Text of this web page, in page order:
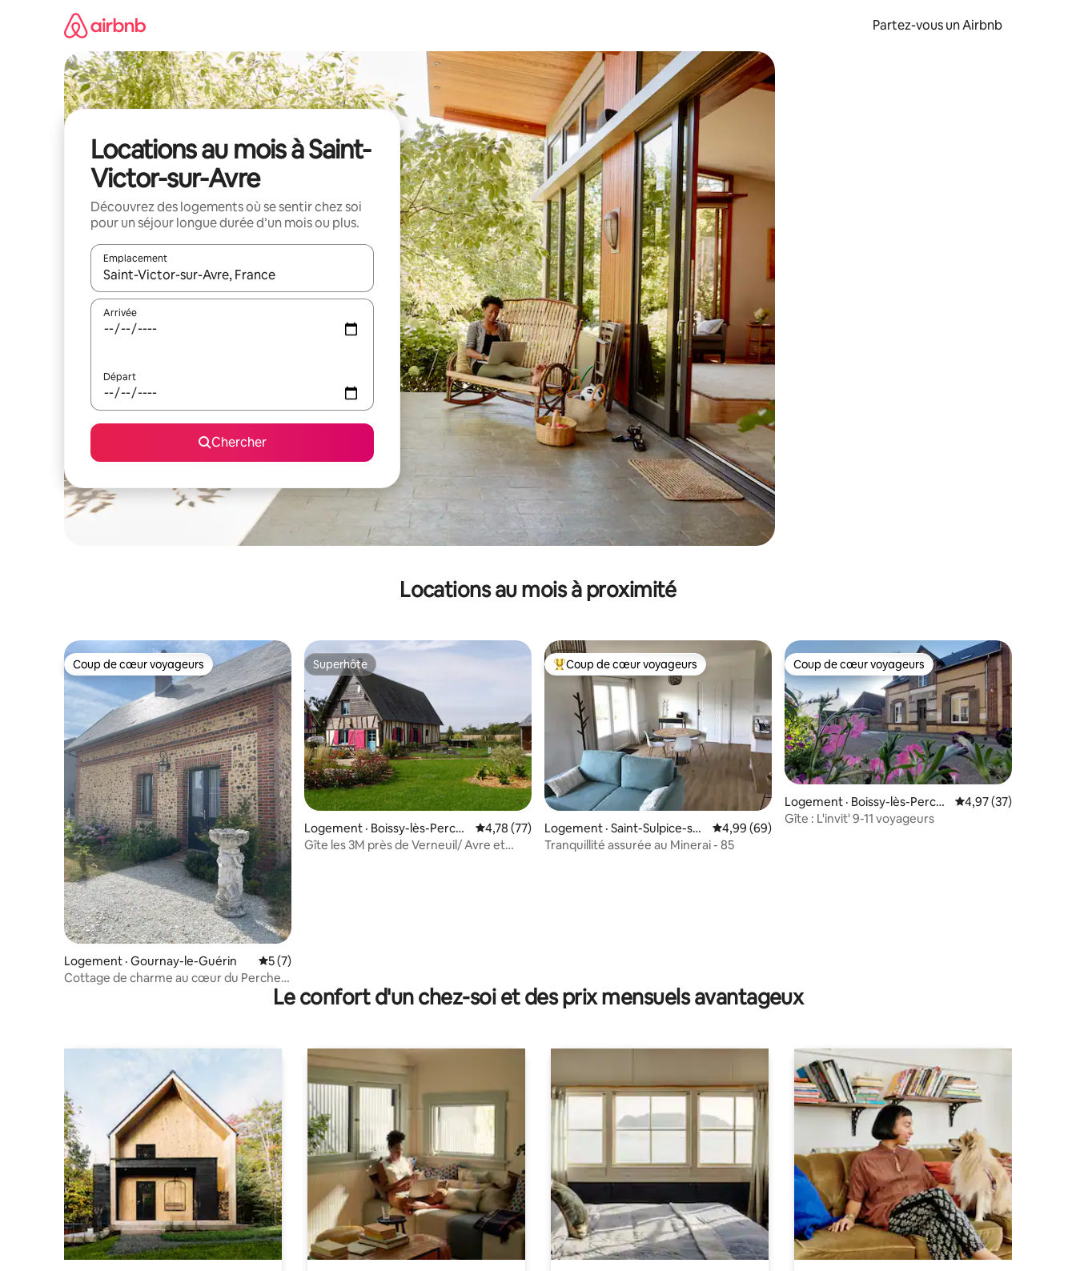
Partez-vous un Airbnb
Locations au mois à Saint-
Victor-sur-Avre
Découvrez des logements où se sentir chez soi
pour un séjour longue durée d’un mois ou plus.
Emplacement
Quand les résultats sont affichés, parcourez-les en utilisant les flèches vers le haut et vers le bas, ou en appuyant dessus et en les faisant glisser.
Arrivée
Départ
Chercher
Locations au mois à proximité
Coup de cœur voyageurs
Coup de cœur voyageurs
Logement · Gournay-le-Guérin Note moyenne de 5 sur 5, 7 commentaires
5 (7)
Cottage de charme au cœur du Perche
Superhôte
Superhôte
Logement · Boissy-lès-Perch
e
Note moyenne de 4,78 sur 5, 77 commentaires
4,78 (77)
Gîte les 3M près de Verneuil/ Avre et
Coup de cœur voyageurs parmi les plus aimés
Coup de cœur voyageurs
Logement · Saint-Sulpice-sur
-Risle
Note moyenne de 4,99 sur 5, 69 commentaires
4,99 (69)
Tranquillité assurée au Minerai - 85
Coup de cœur voyageurs
Coup de cœur voyageurs
Logement · Boissy-lès-Perch
e
Note moyenne de
4,97 (37)
Gîte : L'invit' 9-11 voyageurs
Le confort d'un chez-soi et des prix mensuels avantageux